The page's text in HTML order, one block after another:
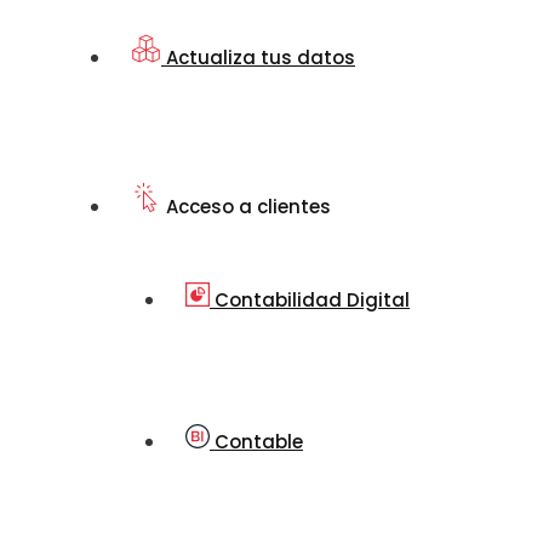
Actualiza tus datos
Acceso a clientes
Contabilidad Digital
Contable